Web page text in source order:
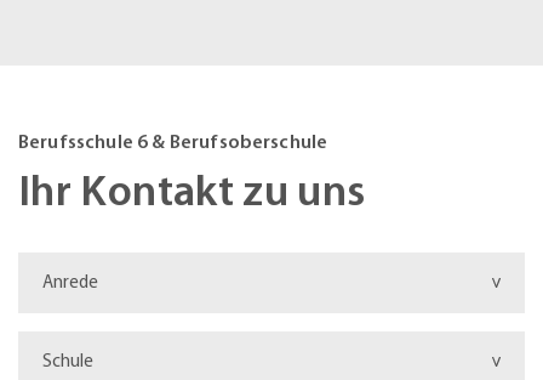
Berufsschule 6 & Berufsoberschule
Ihr Kontakt zu uns